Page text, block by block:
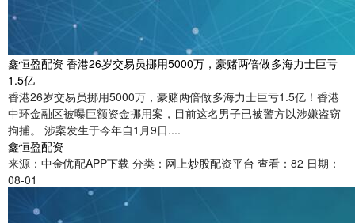
鑫恒盈配资 香港26岁交易员挪用5000万，豪赌两倍做多海力士巨亏
1.5亿
香港26岁交易员挪用5000万，豪赌两倍做多海力士巨亏1.5亿！香港
中环金融区被曝巨额资金挪用案，目前这名男子已被警方以涉嫌盗窃
拘捕。 涉案发生于今年自1月9日....
鑫恒盈配资
来源：中金优配APP下载 分类：网上炒股配资平台 查看：82 日期：
08-01